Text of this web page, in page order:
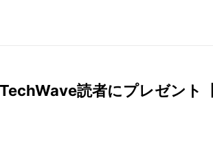
読者にプレゼント【